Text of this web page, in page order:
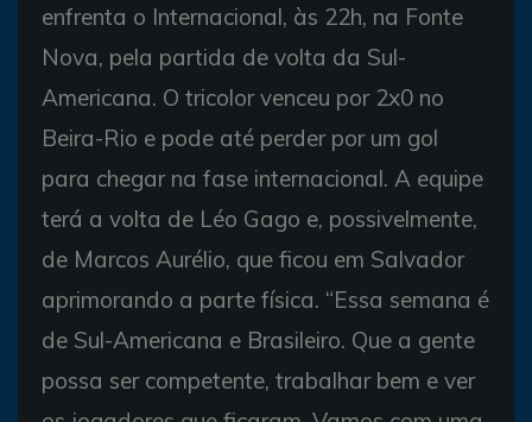
enfrenta o Internacional, às 22h, na Fonte
Nova, pela partida de volta da Sul-
Americana. O tricolor venceu por 2x0 no
Beira-Rio e pode até perder por um gol
para chegar na fase internacional. A equipe
terá a volta de Léo Gago e, possivelmente,
de Marcos Aurélio, que ficou em Salvador
aprimorando a parte física. “Essa semana é
de Sul-Americana e Brasileiro. Que a gente
possa ser competente, trabalhar bem e ver